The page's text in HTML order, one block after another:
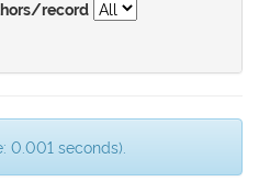
record
0.001 seconds).